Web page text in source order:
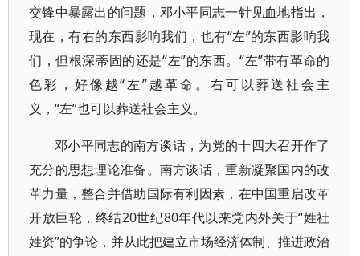
交锋中暴露出的问题，邓小平同志一针见血地指出，
现在，有右的东西影响我们，也有“左”的东西影响我
们，但根深蒂固的还是“左”的东西。“左”带有革命的
色彩，好像越“左”越革命。右可以葬送社会主
义，“左”也可以葬送社会主义。
邓小平同志的南方谈话，为党的十四大召开作了
充分的思想理论准备。南方谈话，重新凝聚国内的改
革力量，整合并借助国际有利因素，在中国重启改革
开放巨轮，终结20世纪80年代以来党内外关于“姓社
姓资”的争论，并从此把建立市场经济体制、推进政治